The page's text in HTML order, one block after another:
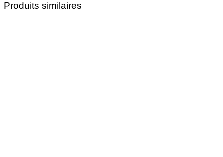
Produits similaires